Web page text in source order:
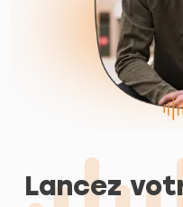
Lancez